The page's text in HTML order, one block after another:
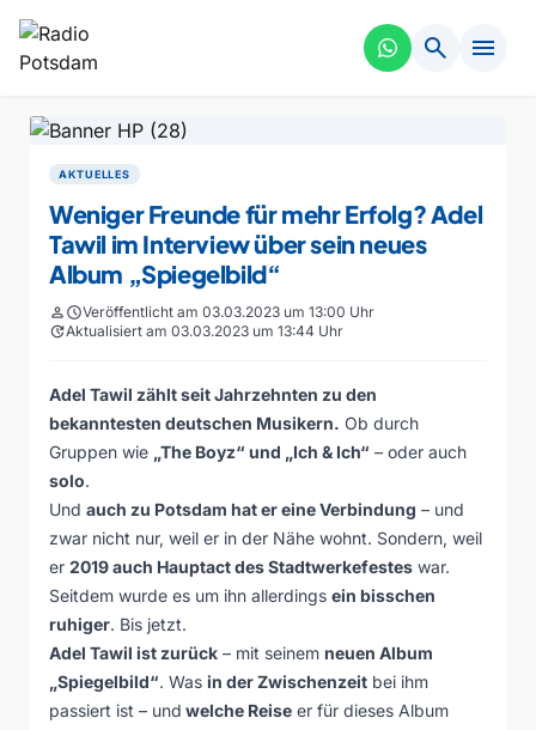
search menu
AKTUELLES
Weniger Freunde für mehr Erfolg? Adel
Tawil im Interview über sein neues
Album „Spiegelbild“
personscheduleVeröffentlicht am 03.03.2023 um 13:00 Uhr
updateAktualisiert am 03.03.2023 um 13:44 Uhr
Adel Tawil zählt seit Jahrzehnten zu den
bekanntesten deutschen Musikern. Ob durch
Gruppen wie „The Boyz“ und „Ich & Ich“ – oder auch
solo.
Und auch zu Potsdam hat er eine Verbindung – und
zwar nicht nur, weil er in der Nähe wohnt. Sondern, weil
er 2019 auch Hauptact des Stadtwerkefestes war.
Seitdem wurde es um ihn allerdings ein bisschen
ruhiger. Bis jetzt.
Adel Tawil ist zurück – mit seinem neuen Album
„Spiegelbild“. Was in der Zwischenzeit bei ihm
passiert ist – und welche Reise er für dieses Album